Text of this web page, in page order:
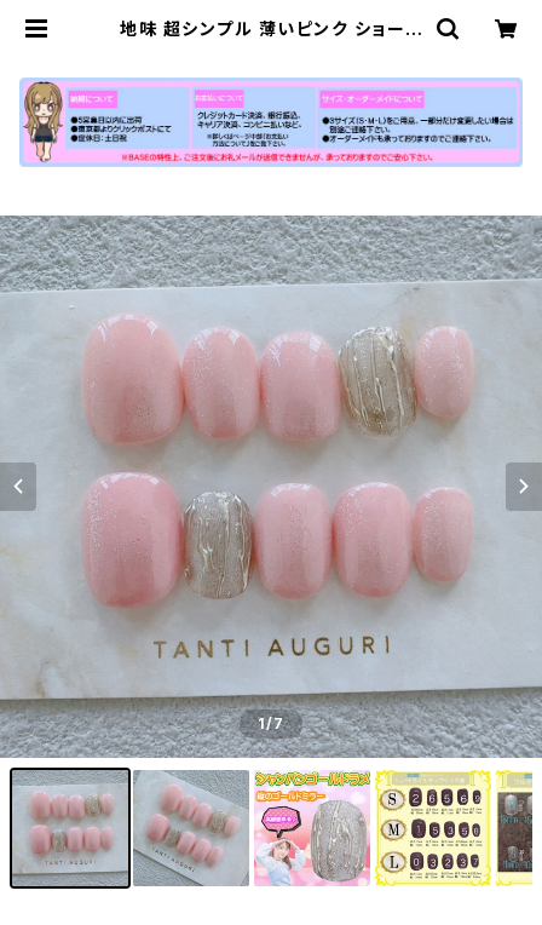
地味 超シンプル 薄いピンク ショート
| 【公式】小さい爪ショートネイルチッ
プ専門店N-MARKET-SHORT
1/7